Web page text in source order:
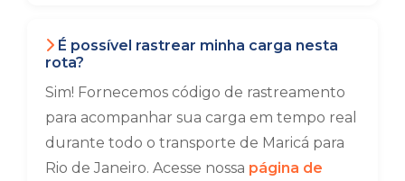
É possível rastrear minha carga nesta
rota?
Sim! Fornecemos código de rastreamento
para acompanhar sua carga em tempo real
durante todo o transporte de Maricá para
Rio de Janeiro. Acesse nossa página de